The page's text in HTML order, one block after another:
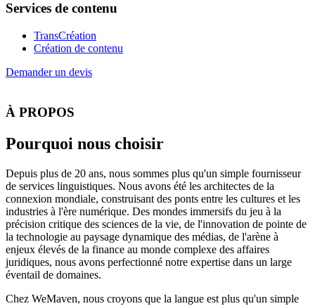
Services de contenu
TransCréation
Création de contenu
Demander un devis
À PROPOS
Pourquoi nous choisir
Depuis plus de 20 ans, nous sommes plus qu'un simple fournisseur
de services linguistiques. Nous avons été les architectes de la
connexion mondiale, construisant des ponts entre les cultures et les
industries à l'ère numérique. Des mondes immersifs du jeu à la
précision critique des sciences de la vie, de l'innovation de pointe de
la technologie au paysage dynamique des médias, de l'arène à
enjeux élevés de la finance au monde complexe des affaires
juridiques, nous avons perfectionné notre expertise dans un large
éventail de domaines.
Chez WeMaven, nous croyons que la langue est plus qu'un simple